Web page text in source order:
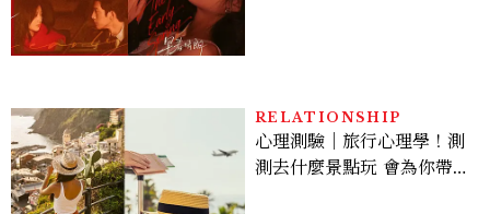
RELATIONSHIP
心理測驗｜旅行心理學！測
測去什麼景點玩 會為你帶來